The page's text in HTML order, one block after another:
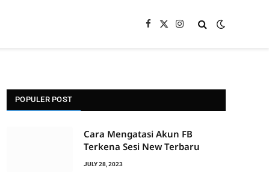
Facebook
X
Instagram
POPULER POST
Cara Mengatasi Akun FB
Terkena Sesi New Terbaru
JULY 28, 2023